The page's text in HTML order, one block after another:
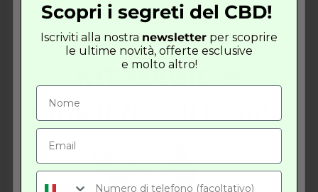
Orangello
Valutato
5.00
€/gr
su 5
(16)
€/gr
SUPER OFFERTA
KIT MAGIC 5
Oltre il 70% di sconto
Scopri i segreti del CBD!
Iscriviti alla nostra newsletter per scoprire
le ultime novità, offerte esclusive
e molto altro!